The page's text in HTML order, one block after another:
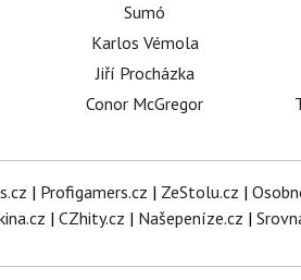
Sumó
Karlos Vémola
Jiří Procházka
Conor McGregor
| Profigamers.cz | ZeStolu.cz |
| CZhity.cz | Našepeníze.cz |